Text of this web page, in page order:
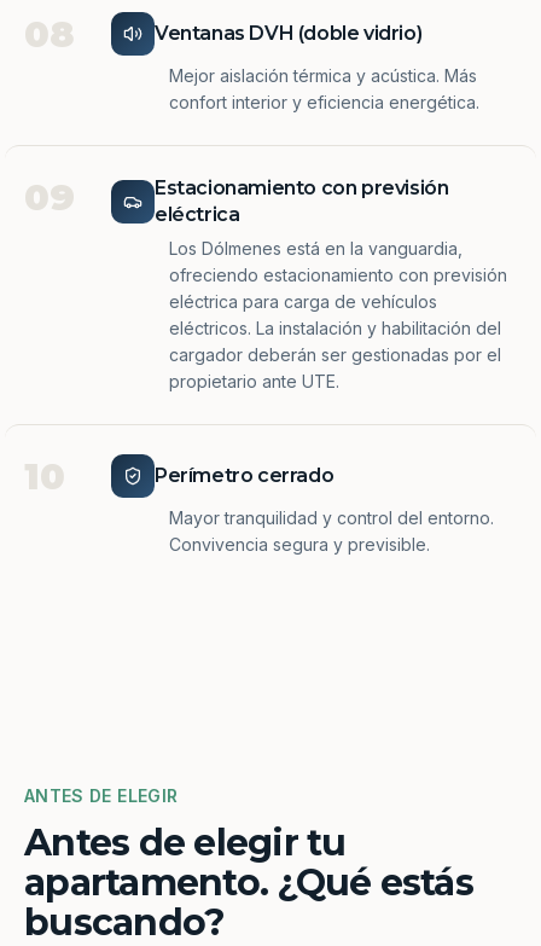
08 Ventanas DVH (doble vidrio)
Mejor aislación térmica y acústica. Más
confort interior y eficiencia energética.
09
Estacionamiento con previsión
eléctrica
Los Dólmenes está en la vanguardia,
ofreciendo estacionamiento con previsión
eléctrica para carga de vehículos
eléctricos. La instalación y habilitación del
cargador deberán ser gestionadas por el
propietario ante UTE.
10 Perímetro cerrado
Mayor tranquilidad y control del entorno.
Convivencia segura y previsible.
ANTES DE ELEGIR
Antes de elegir tu
apartamento. ¿Qué estás
buscando?